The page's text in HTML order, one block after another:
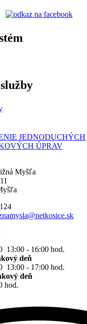
JEDNODUCHÝCH
ÚPRAV
Myšľa
13:00 - 16:00 hod.
deň
13:00 - 17:00 hod.
deň
hod.